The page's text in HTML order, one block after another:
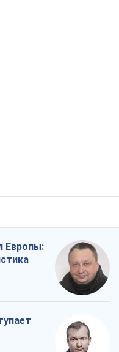
Европы: